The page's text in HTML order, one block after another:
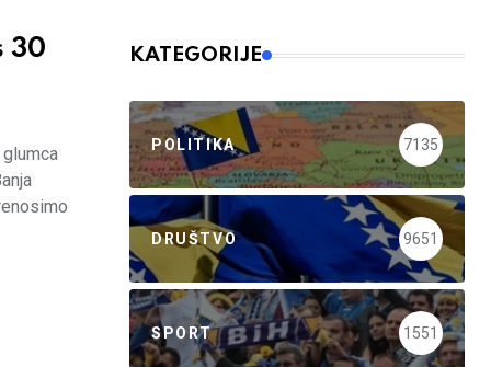
30
KATEGORIJE
POLITIKA 7135
DRUŠTVO 9651
SPORT 1551